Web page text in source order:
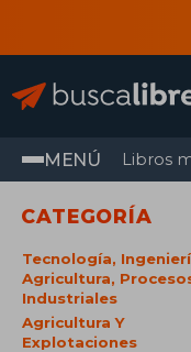
MENÚ Libros
CATEGORÍA
Tecnología,
Agricultura,
Industriales
Agricultura Y
Explotaciones